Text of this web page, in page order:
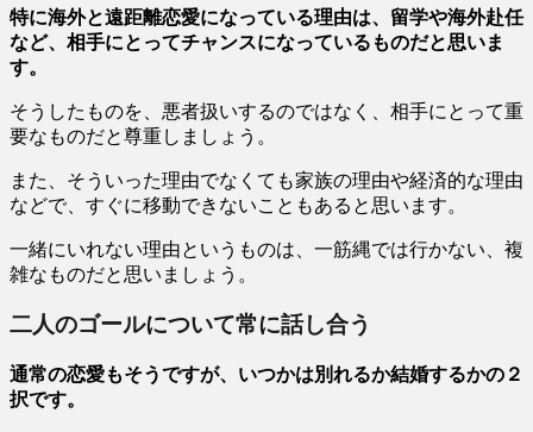
特に海外と遠距離恋愛になっている理由は、留学や海外赴任
など、相手にとってチャンスになっているものだと思いま
す。
そうしたものを、悪者扱いするのではなく、相手にとって重
要なものだと尊重しましょう。
また、そういった理由でなくても家族の理由や経済的な理由
などで、すぐに移動できないこともあると思います。
一緒にいれない理由というものは、一筋縄では行かない、複
雑なものだと思いましょう。
二人のゴールについて常に話し合う
通常の恋愛もそうですが、いつかは別れるか結婚するかの２
択です。